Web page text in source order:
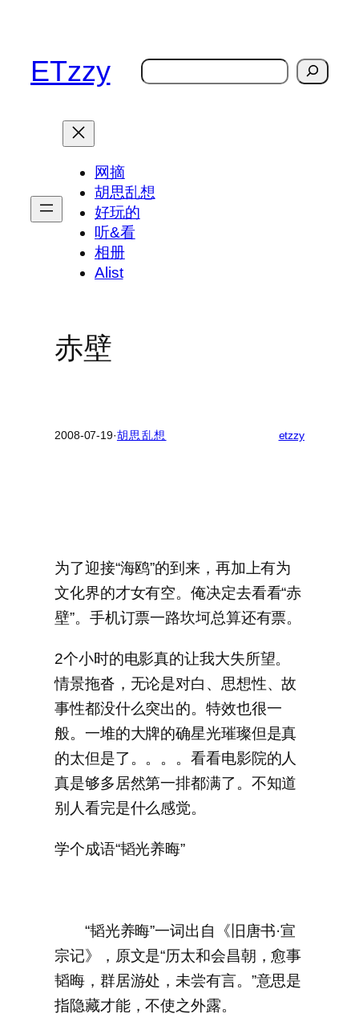
ETzzy
搜
网摘
胡思乱想
好玩的
听&看
相册
Alist
赤壁
2008-07-19·胡思乱想 etzzy
为了迎接“海鸥”的到来，再加上有为
文化界的才女有空。俺决定去看看“赤
壁”。手机订票一路坎坷总算还有票。
2个小时的电影真的让我大失所望。
情景拖沓，无论是对白、思想性、故
事性都没什么突出的。特效也很一
般。一堆的大牌的确星光璀璨但是真
的太但是了。。。。看看电影院的人
真是够多居然第一排都满了。不知道
别人看完是什么感觉。
学个成语“韬光养晦”
“韬光养晦”一词出自《旧唐书·宣
宗记》，原文是“历太和会昌朝，愈事
韬晦，群居游处，未尝有言。”意思是
指隐藏才能，不使之外露。